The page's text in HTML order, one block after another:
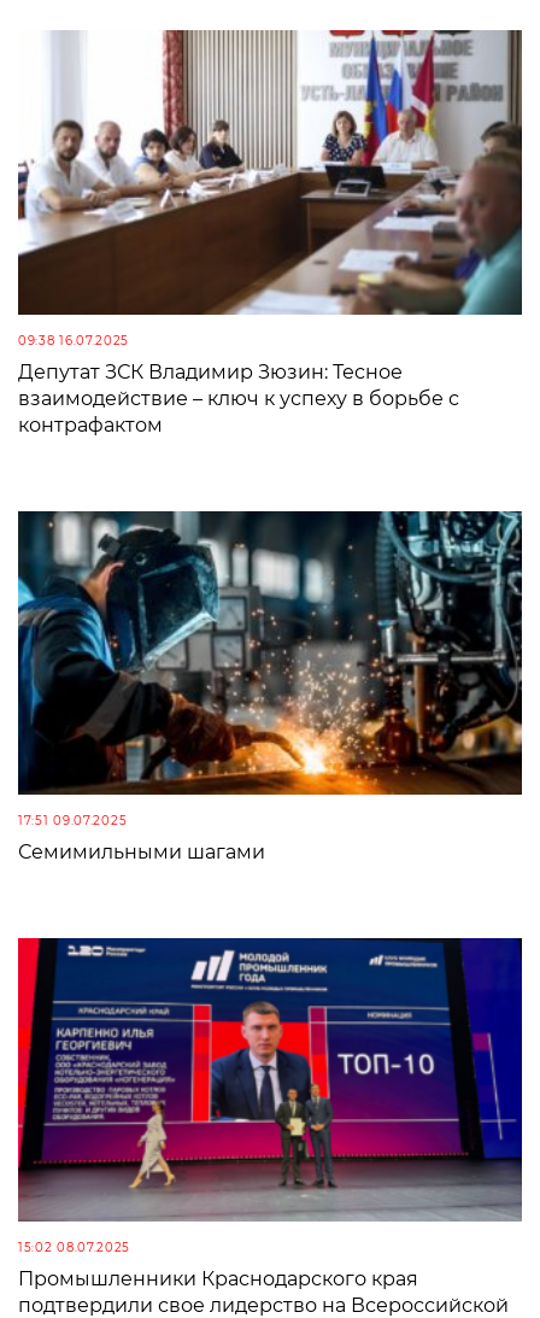
09:38 16.07.2025
Депутат ЗСК Владимир Зюзин: Тесное
взаимодействие – ключ к успеху в борьбе с
контрафактом
17:51 09.07.2025
Семимильными шагами
15:02 08.07.2025
Промышленники Краснодарского края
подтвердили свое лидерство на Всероссийской